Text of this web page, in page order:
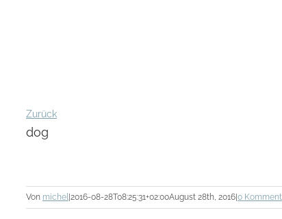
Zurück
dog
Von michel |2016-08-28T08:25:31+02:00August 28th, 2016|0